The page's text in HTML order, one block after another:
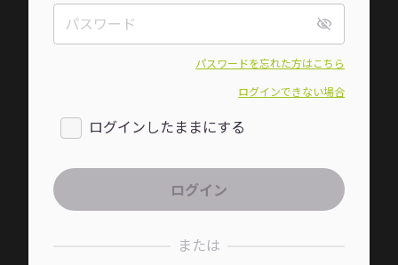
パスワードを忘れた方はこちら
ログインできない場合
ログインしたままにする
または